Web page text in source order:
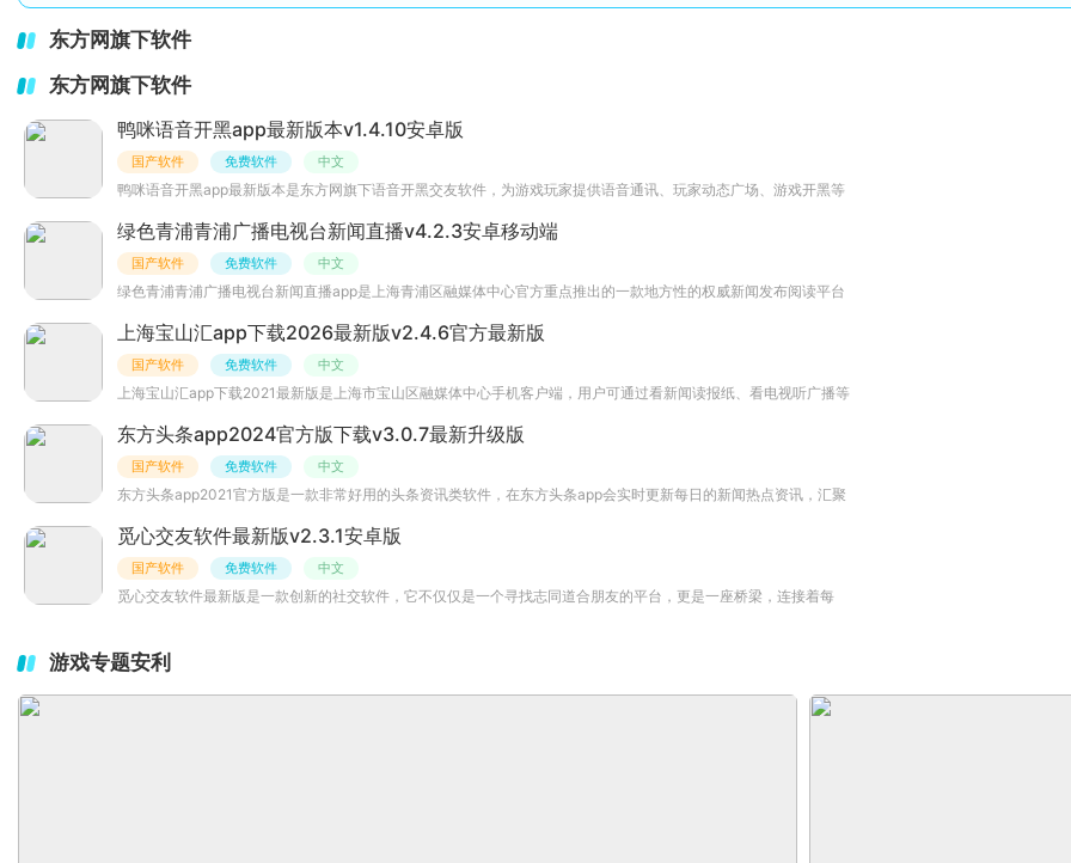
东方网旗下软件
东方网旗下软件
鸭咪语音开黑app最新版本v1.4.10安卓版
国产软件 免费软件 中文
鸭咪语音开黑app最新版本是东方网旗下语音开黑交友软件，为游戏玩家提供语音通讯、玩家动态广场、游戏开黑等
绿色青浦青浦广播电视台新闻直播v4.2.3安卓移动端
国产软件 免费软件 中文
绿色青浦青浦广播电视台新闻直播app是上海青浦区融媒体中心官方重点推出的一款地方性的权威新闻发布阅读平台
上海宝山汇app下载2026最新版v2.4.6官方最新版
国产软件 免费软件 中文
上海宝山汇app下载2021最新版是上海市宝山区融媒体中心手机客户端，用户可通过看新闻读报纸、看电视听广播等
东方头条app2024官方版下载v3.0.7最新升级版
国产软件 免费软件 中文
东方头条app2021官方版是一款非常好用的头条资讯类软件，在东方头条app会实时更新每日的新闻热点资讯，汇聚
觅心交友软件最新版v2.3.1安卓版
国产软件 免费软件 中文
觅心交友软件最新版是一款创新的社交软件，它不仅仅是一个寻找志同道合朋友的平台，更是一座桥梁，连接着每
游戏专题安利